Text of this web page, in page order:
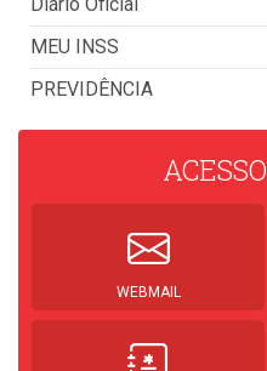
MEU INSS
PREVIDÊNCIA
ACESSO
WEBMAIL